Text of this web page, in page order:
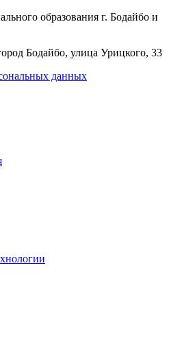
образования г. Бодайбо и
Бодайбо, улица Урицкого, 33
данных